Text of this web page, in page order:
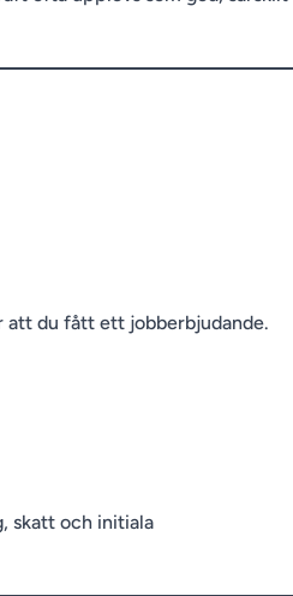
att du fått ett jobberbjudande.
skatt och initiala